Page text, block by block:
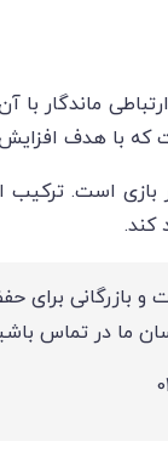
ماندگار با
که با هدف
بازی است.
کند.
بازرگانی برای
ما در تماس